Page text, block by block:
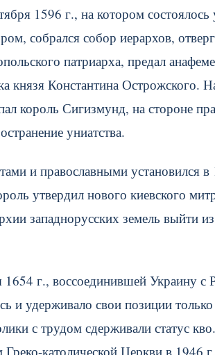
1596 г., на котором
собрался собор иерархов,
патриарха, предал
князя Константина Острожского.
король Сигизмунд, на стороне
униатства.
и православными установился в
утвердил нового киевского
западнорусских земель выйти
г., воссоединившей Украину с
и удерживало свои позиции
с трудом сдерживали статус
католической Церкви в 1946